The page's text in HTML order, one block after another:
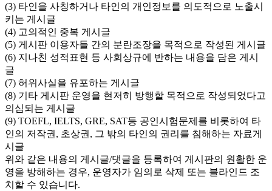
(3) 타인을 사칭하거나 타인의 개인정보를 의도적으로 노출시
키는 게시글
(4) 고의적인 중복 게시글
(5) 게시판 이용자들 간의 분란조장을 목적으로 작성된 게시글
(6) 지나친 성적표현 등 사회상규에 반하는 내용을 담은 게시
글
(7) 허위사실을 유포하는 게시글
(8) 기타 게시판 운영을 현저히 방행할 목적으로 작성되었다고
의심되는 게시글
(9) TOEFL, IELTS, GRE, SAT등 공인시험문제를 비롯하여 타
인의 저작권, 초상권, 그 밖의 타인의 권리를 침해하는 자료게
시글
위와 같은 내용의 게시글/댓글을 등록하여 게시판의 원활한 운
영을 방해하는 경우, 운영자가 임의로 삭제 또는 블라인드 조
치할 수 있습니다.